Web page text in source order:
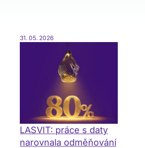
31. 05. 2026
LASVIT: práce s daty
narovnala odměňování